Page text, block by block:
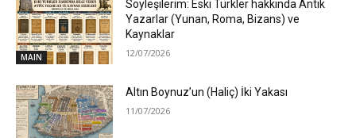
MAIN
Söyleşilerim: Eski Türkler hakkında Antik
Yazarlar (Yunan, Roma, Bizans) ve
Kaynaklar
12/07/2026
Altın Boynuz’un (Haliç) İki Yakası
11/07/2026